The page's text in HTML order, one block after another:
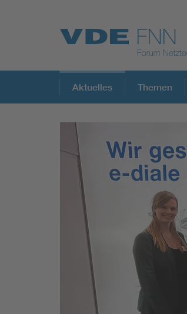
Top Themen
Fokusthemen
Energy
AI & Digital Trust
Mobility
Standards
Aktuelles Themen